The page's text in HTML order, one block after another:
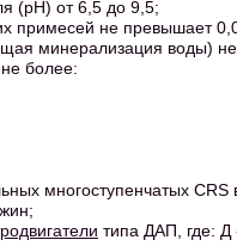
(pH) от 6,5 до 9,5;
примесей не превышает
минерализация воды)
более:
многоступенчатых
типа ДАП, где: Д